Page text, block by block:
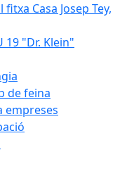
Casa Josep Tey,
19 "Dr. Klein"
de feina
empreses